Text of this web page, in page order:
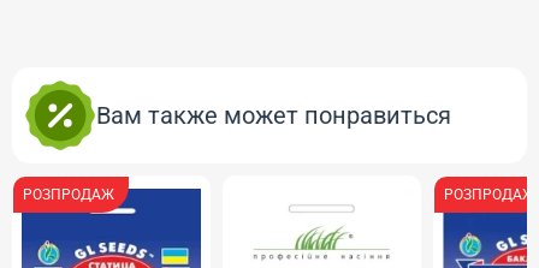
Вам также может понравиться
РОЗПРОДАЖ РОЗПРОДАЖ